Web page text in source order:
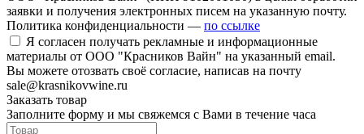
заявки и получения электронных писем на указанную почту.
Политика конфиденциальности — по ссылке
Я согласен получать рекламные и информационные
материалы от ООО "Красников Вайн" на указанный email.
Вы можете отозвать своё согласие, написав на почту
sale@krasnikovwine.ru
Заказать товар
Заполните форму и мы свяжемся с Вами в течение часа